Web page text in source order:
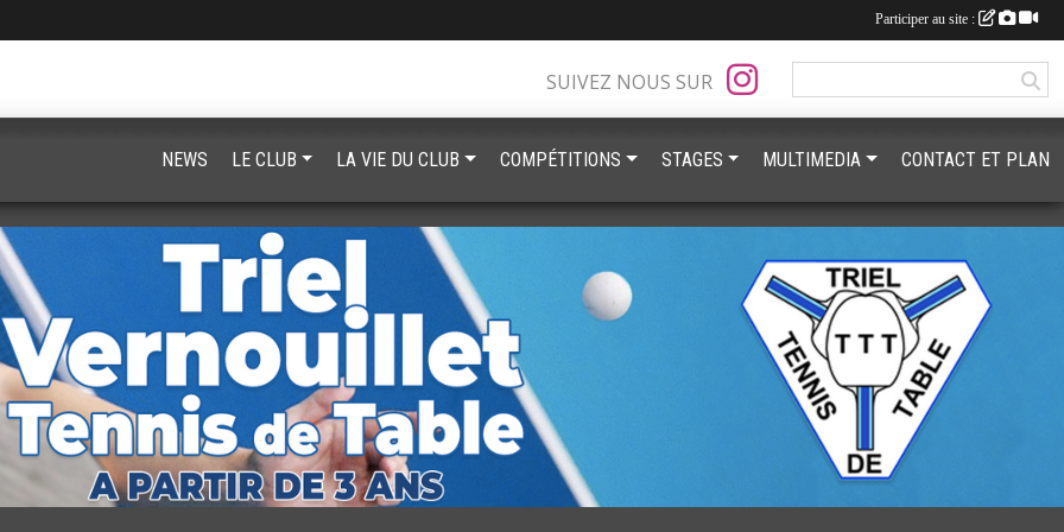
SUIVEZ NOUS SUR
NEWS LE CLUB LA VIE DU CLUB COMPÉTITIONS STAGES MULTIMEDIA CONTACT ET PLAN
Participer au site :